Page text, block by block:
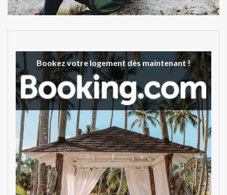
Bookez votre logement dès maintenant !